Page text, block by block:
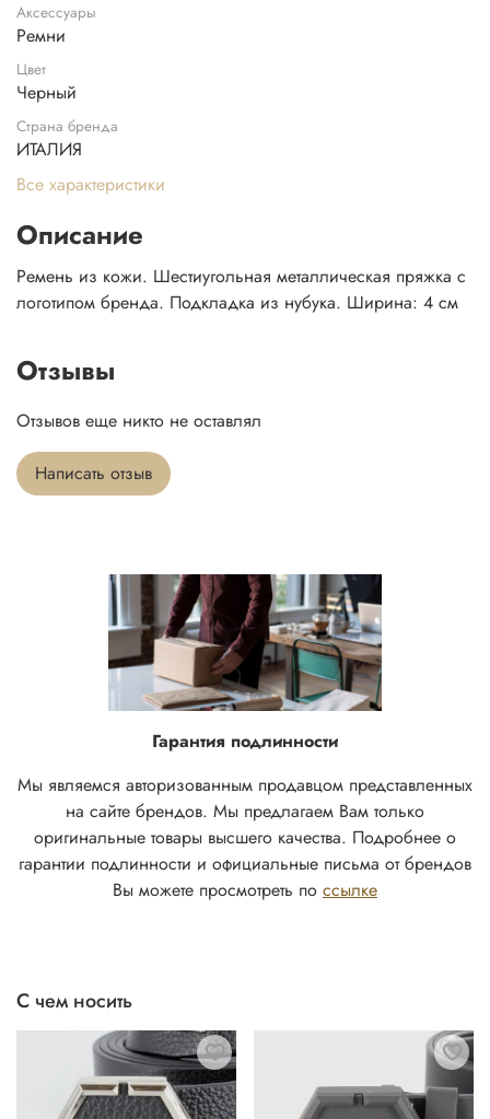
Аксессуары
Ремни
Цвет
Черный
Страна бренда
ИТАЛИЯ
Все характеристики
Описание
Ремень из кожи. Шестиугольная металлическая пряжка с
логотипом бренда. Подкладка из нубука. Ширина: 4 см
Отзывы
Отзывов еще никто не оставлял
Написать отзыв
Гарантия подлинности
Мы являемся авторизованным продавцом представленных
на сайте брендов. Мы предлагаем Вам только
оригинальные товары высшего качества. Подробнее о
гарантии подлинности и официальные письма от брендов
Вы можете просмотреть по ссылке
С чем носить